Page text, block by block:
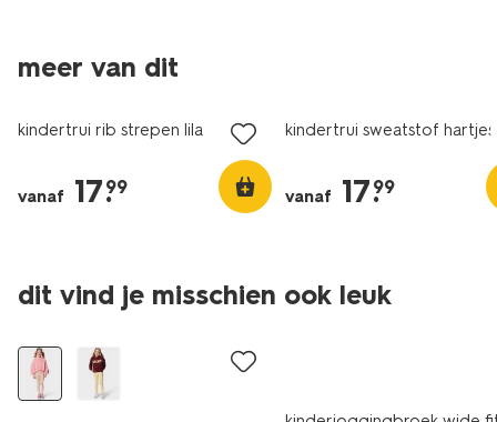
meer van dit
nieuw
kindertrui rib strepen lila
vanaf 17.
99
kindertrui sweatstof
vanaf 17.
99
dit vind je misschien ook leuk
nieuw nieuw